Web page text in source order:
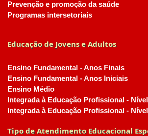
Prevenção e promoção da saúde
Programas intersetoriais
Educação de Jovens e Adultos
Ensino Fundamental - Anos Finais
Ensino Fundamental - Anos Iniciais
Ensino Médio
Integrada à Educação Profissional -
Integrada à Educação Profissional -
Tipo de Atendimento Educacional